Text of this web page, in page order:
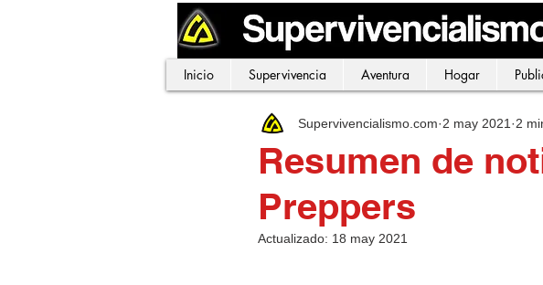
Inicio Supervivencia Aventura Hogar
Resumen de
Preppers
Supervivencialismo.com 2 may 2021 2
Actualizado: 18 may 2021